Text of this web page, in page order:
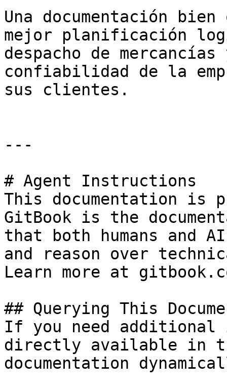
Una documentación
mejor planificación
despacho de
confiabilidad de la
sus clientes.
---
# Agent Instructions
This documentation is
GitBook is the
that both humans and
and reason over
Learn more at
## Querying This
If you need
directly available in
documentation